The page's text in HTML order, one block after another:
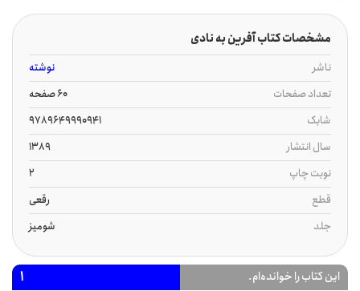
مشخصات کتاب آفرین به نادی
ناشر
نوشته
تعداد صفحات
60 صفحه
شابک
9789649990941
سال انتشار
1389
نوبت چاپ
2
قطع
رقعی
جلد
شومیز
این کتاب را خوانده‌ام. 1